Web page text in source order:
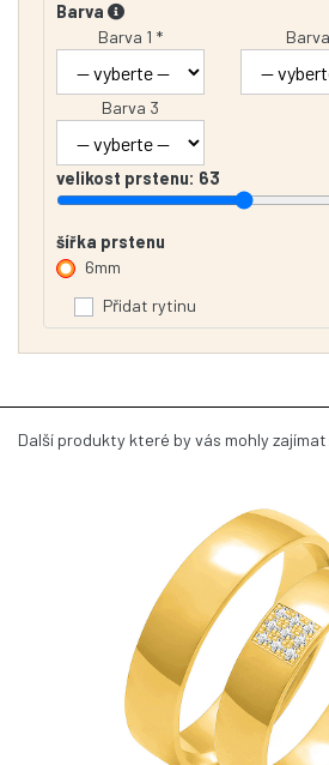
Barva
Barva 1 *
Barva 3
velikost prstenu: 63
šířka prstenu
6mm
Přidat rytinu
Další produkty které by vás mohly zajímat: